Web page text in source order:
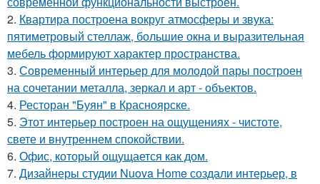
2. Квартира построена вокруг атмосферы и звука:
пятиметровый стеллаж, большие окна и выразительная
мебель формируют характер пространства.
3. Современный интерьер для молодой пары построен
на сочетании металла, зеркал и арт - объектов.
4. Ресторан "Буян" в Красноярске.
5. Этот интерьер построен на ощущениях - чистоте,
свете и внутреннем спокойствии.
6. Офис, который ощущается как дом.
7. Дизайнеры студии Nuova Home создали интерьер, в